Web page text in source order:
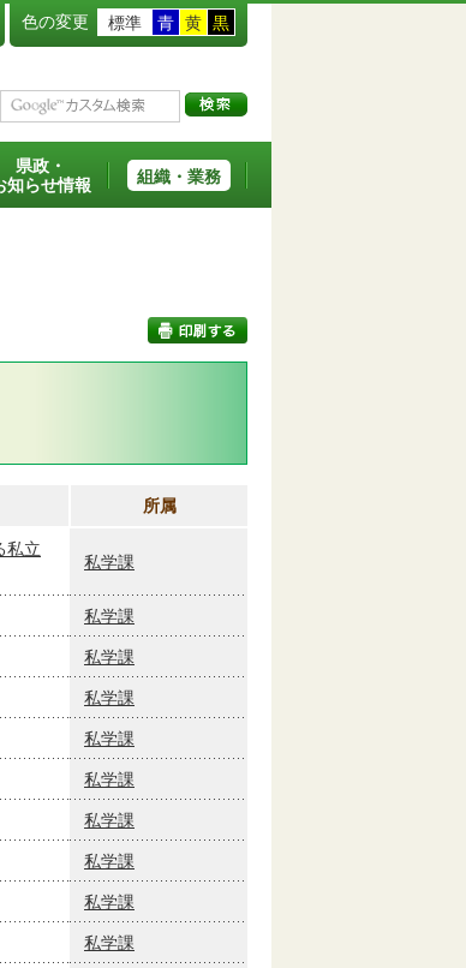
色の変更 標準 青 黄 黒
県政・
知らせ情報
組織・業務
所属
私立
私学課
私学課
私学課
私学課
私学課
私学課
私学課
私学課
私学課
私学課